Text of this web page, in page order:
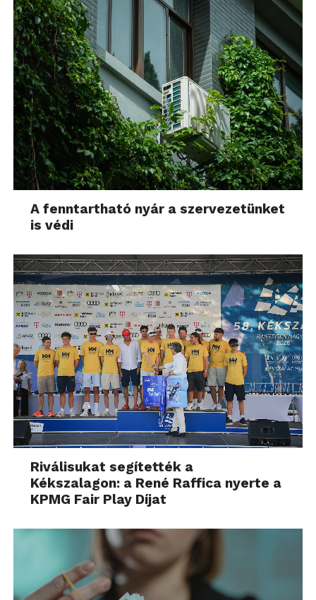
A fenntartható nyár a szervezetünket
is védi
Riválisukat segítették a
Kékszalagon: a René Raffica nyerte a
KPMG Fair Play Díjat